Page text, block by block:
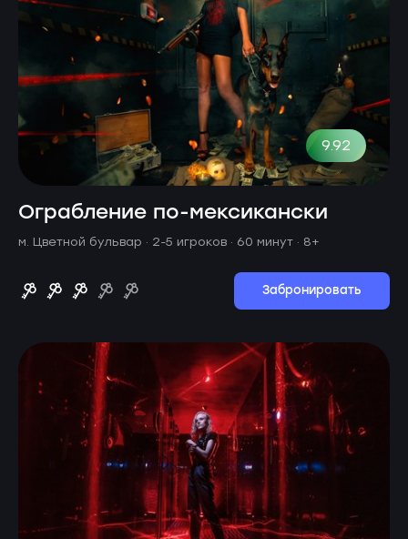
9.92
Ограбление по-мексикански
м. Цветной бульвар · 2-5 игроков · 60 минут · 8+
Забронировать